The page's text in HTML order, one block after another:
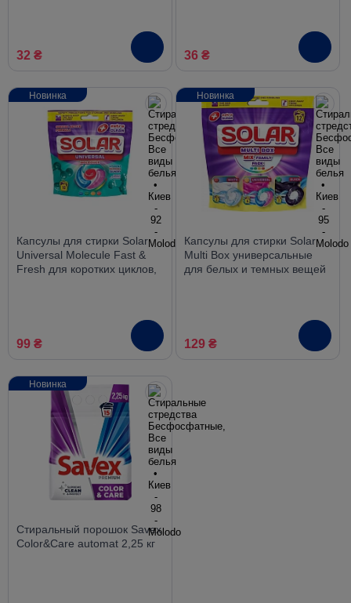
32 ₴ 36 ₴
Капсулы для стирки Solar
Universal Molecule Fast &
Fresh для коротких циклов,
99 ₴
Новинка
Капсулы для стирки Solar
Multi Box универсальные
для белых и темных вещей
129 ₴
Новинка
Стиральный порошок Savex
Color&Care automat 2,25 кг
Новинка